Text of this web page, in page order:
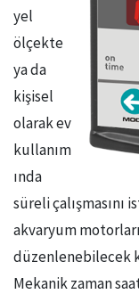
yel
ölçekte
ya da
kişisel
olarak ev
kullanım
ında
süreli çalışmasını
akvaryum
düzenlenebilecek
Mekanik zaman